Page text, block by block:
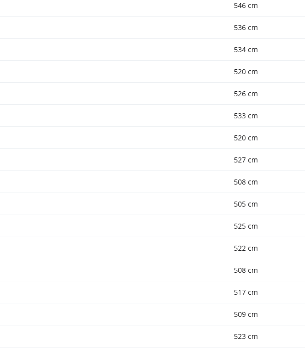
546 cm
536 cm
534 cm
520 cm
526 cm
533 cm
520 cm
527 cm
508 cm
505 cm
525 cm
522 cm
508 cm
517 cm
509 cm
523 cm